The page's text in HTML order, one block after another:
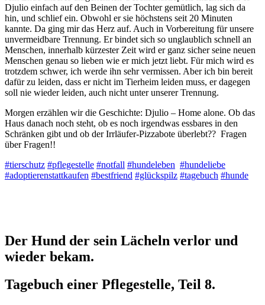
Djulio einfach auf den Beinen der Tochter gemütlich, lag sich da
hin, und schlief ein. Obwohl er sie höchstens seit 20 Minuten
kannte. Da ging mir das Herz auf. Auch in Vorbereitung für unsere
unvermeidbare Trennung. Er bindet sich so unglaublich schnell an
Menschen, innerhalb kürzester Zeit wird er ganz sicher seine neuen
Menschen genau so lieben wie er mich jetzt liebt. Für mich wird es
trotzdem schwer, ich werde ihn sehr vermissen. Aber ich bin bereit
dafür zu leiden, dass er nicht im Tierheim leiden muss, er dagegen
soll nie wieder leiden, auch nicht unter unserer Trennung.
Morgen erzählen wir die Geschichte: Djulio – Home alone. Ob das
Haus danach noch steht, ob es noch irgendwas essbares in den
Schränken gibt und ob der Irrläufer-Pizzabote überlebt?? Fragen
über Fragen!!
#tierschutz #pflegestelle #notfall #hundeleben #hundeliebe
#adoptierenstattkaufen #bestfriend #glückspilz #tagebuch #hunde
Der Hund der sein Lächeln verlor und
wieder bekam.
Tagebuch einer Pflegestelle, Teil 8.